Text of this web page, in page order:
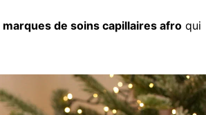
marques de soins capillaires afro qui